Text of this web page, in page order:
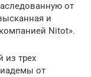
от
и
Nitot».
трех
от